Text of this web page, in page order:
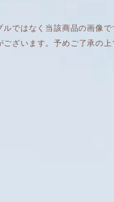
ではなく当該商品の画像
ざいます。予めご了承の上